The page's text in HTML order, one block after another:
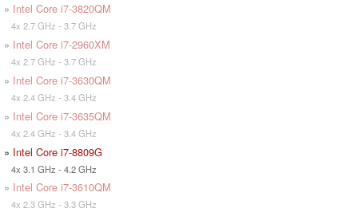
» Intel Core i7-3820QM
4x 2.7 GHz - 3.7 GHz
» Intel Core i7-2960XM
4x 2.7 GHz - 3.7 GHz
» Intel Core i7-3630QM
4x 2.4 GHz - 3.4 GHz
» Intel Core i7-3635QM
4x 2.4 GHz - 3.4 GHz
» Intel Core i7-8809G
4x 3.1 GHz - 4.2 GHz
» Intel Core i7-3610QM
4x 2.3 GHz - 3.3 GHz